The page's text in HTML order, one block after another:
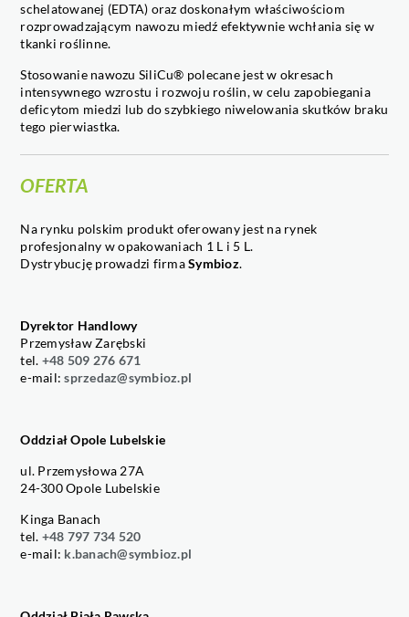
schelatowanej (EDTA) oraz doskonałym właściwościom
rozprowadzającym nawozu miedź efektywnie wchłania się w
tkanki roślinne.
Stosowanie nawozu SiliCu® polecane jest w okresach
intensywnego wzrostu i rozwoju roślin, w celu zapobiegania
deficytom miedzi lub do szybkiego niwelowania skutków braku
tego pierwiastka.
OFERTA
Na rynku polskim produkt oferowany jest na rynek
profesjonalny w opakowaniach 1 L i 5 L.
Dystrybucję prowadzi firmaSymbioz.
Dyrektor Handlowy
Przemysław Zarębski
tel. +48 509 276 671
e-mail:sprzedaz@symbioz.pl
Oddział Opole Lubelskie
ul. Przemysłowa 27A
24-300 Opole Lubelskie
Kinga Banach
tel. +48 797 734 520
e-mail: k.banach@symbioz.pl